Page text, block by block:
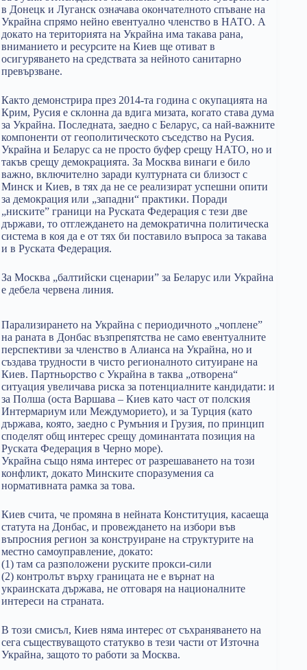
в Донецк и Луганск означава окончателното спъване на
Украйна спрямо нейно евентуално членство в НАТО. А
докато на територията на Украйна има такава рана,
вниманието и ресурсите на Киев ще отиват в
осигуряването на средствата за нейното санитарно
превързване.
Както демонстрира през 2014-та година с окупацията на
Крим, Русия е склонна да вдига мизата, когато става дума
за Украйна. Последната, заедно с Беларус, са най-важните
компоненти от геополитическото съседство на Русия.
Украйна и Беларус са не просто буфер срещу НАТО, но и
такъв срещу демокрацията. За Москва винаги е било
важно, включително заради културната си близост с
Минск и Киев, в тях да не се реализират успешни опити
за демокрация или „западни“ практики. Поради
„ниските” граници на Руската Федерация с тези две
държави, то отглеждането на демократична политическа
система в коя да е от тях би поставило въпроса за такава
и в Руската Федерация.
За Москва „балтийски сценарии” за Беларус или Украйна
е дебела червена линия.
Парализирането на Украйна с периодичното „чоплене”
на раната в Донбас възпрепятства не само евентуалните
перспективи за членство в Алианса на Украйна, но и
създава трудности в чисто регионалното ситуиране на
Киев. Партньорство с Украйна в таква „отворена“
ситуация увеличава риска за потенциалните кандидати: и
за Полша (оста Варшава – Киев като част от полския
Интермариум или Междуморието), и за Турция (като
държава, която, заедно с Румъния и Грузия, по принцип
споделят общ интерес срещу доминантата позиция на
Руската Федерация в Черно море).
Украйна също няма интерес от разрешаването на този
конфликт, докато Минските споразумения са
нормативната рамка за това.
Киев счита, че промяна в нейната Конституция, касаеща
статута на Донбас, и провеждането на избори във
въпросния регион за конструиране на структурите на
местно самоуправление, докато:
(1) там са разположени руските прокси-сили
(2) контролът върху границата не е върнат на
украинската държава, не отговаря на националните
интереси на страната.
В този смисъл, Киев няма интерес от съхраняването на
сега съществуващото статукво в тези части от Източна
Украйна, защото то работи за Москва.